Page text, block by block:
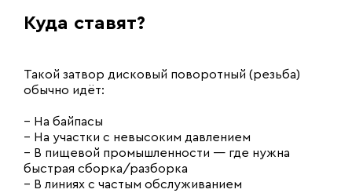
Куда ставят?
Такой затвор дисковый поворотный (резьба)
обычно идёт:
– На байпасы
– На участки с невысоким давлением
– В пищевой промышленности — где нужна
быстрая сборка/разборка
– В линиях с частым обслуживанием